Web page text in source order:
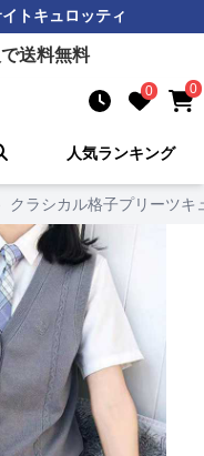
トキュロッティ
送料無料
0 0
人気ランキング
クラシカル格子プリーツキ